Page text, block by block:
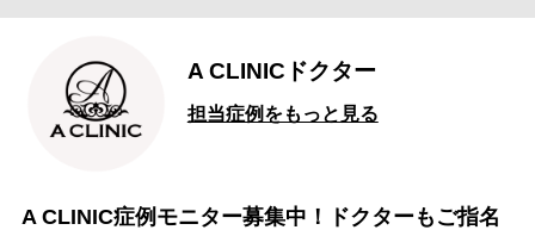
A CLINICドクター
担当症例をもっと見る
A CLINIC症例モニター募集中！ドクターもご指名